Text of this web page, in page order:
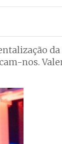
nos.